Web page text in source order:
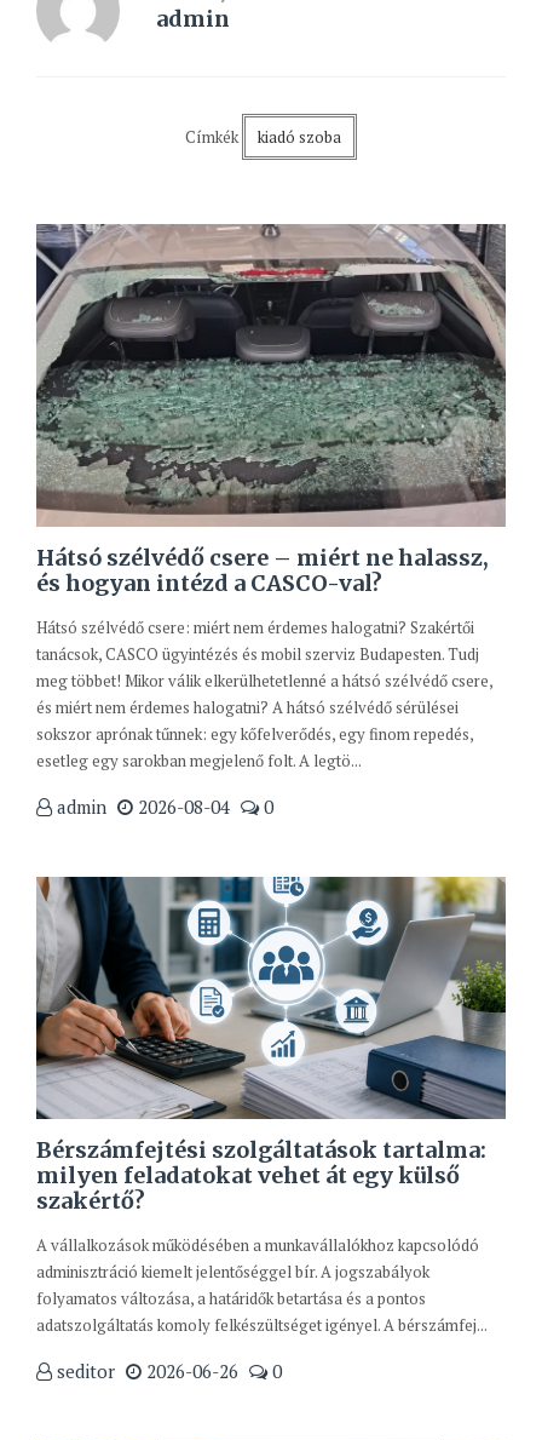
admin
Címkék kiadó szoba
Hátsó szélvédő csere – miért ne halassz,
és hogyan intézd a CASCO-val?
Hátsó szélvédő csere: miért nem érdemes halogatni? Szakértői
tanácsok, CASCO ügyintézés és mobil szerviz Budapesten. Tudj
meg többet! Mikor válik elkerülhetetlenné a hátsó szélvédő csere,
és miért nem érdemes halogatni? A hátsó szélvédő sérülései
sokszor aprónak tűnnek: egy kőfelverődés, egy finom repedés,
esetleg egy sarokban megjelenő folt. A legtö...
admin 2026-08-04 0
Bérszámfejtési szolgáltatások tartalma:
milyen feladatokat vehet át egy külső
szakértő?
A vállalkozások működésében a munkavállalókhoz kapcsolódó
adminisztráció kiemelt jelentőséggel bír. A jogszabályok
folyamatos változása, a határidők betartása és a pontos
adatszolgáltatás komoly felkészültséget igényel. A bérszámfej...
seditor 2026-06-26 0